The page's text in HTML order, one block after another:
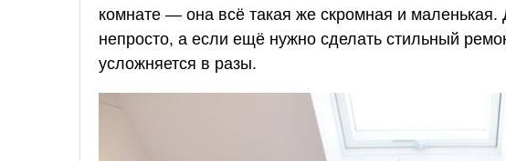
комнате — она всё такая же скромная и
непросто, а если ещё нужно сделать стильный
усложняется в разы.